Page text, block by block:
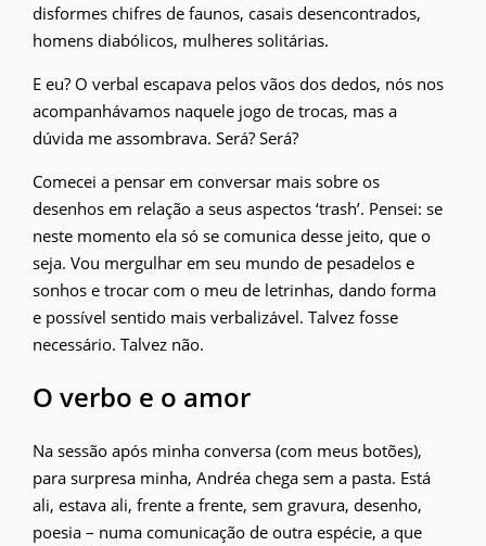
disformes chifres de faunos, casais desencontrados,
homens diabólicos, mulheres solitárias.
E eu? O verbal escapava pelos vãos dos dedos, nós nos
acompanhávamos naquele jogo de trocas, mas a
dúvida me assombrava. Será? Será?
Comecei a pensar em conversar mais sobre os
desenhos em relação a seus aspectos ‘trash’. Pensei: se
neste momento ela só se comunica desse jeito, que o
seja. Vou mergulhar em seu mundo de pesadelos e
sonhos e trocar com o meu de letrinhas, dando forma
e possível sentido mais verbalizável. Talvez fosse
necessário. Talvez não.
O verbo e o amor
Na sessão após minha conversa (com meus botões),
para surpresa minha, Andréa chega sem a pasta. Está
ali, estava ali, frente a frente, sem gravura, desenho,
poesia – numa comunicação de outra espécie, a que